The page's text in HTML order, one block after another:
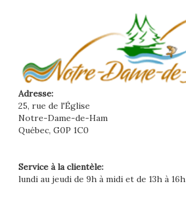
Adresse:
25, rue de l'Église
Notre-Dame-de-Ham
Québec, G0P 1C0
Service à la clientèle:
lundi au jeudi de 9h à midi et de 13h à 16h